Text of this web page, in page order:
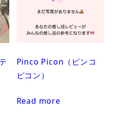
Pinco Picon（ピンコ
ピコン）
Read more